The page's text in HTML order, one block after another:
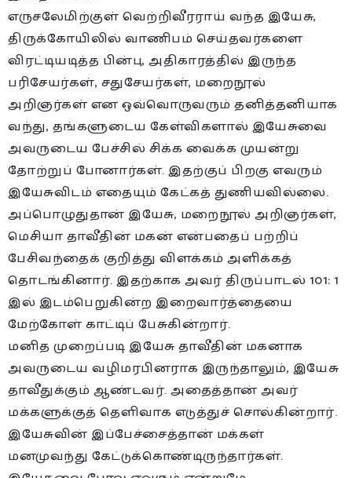
எருசலேமிற்குள் வெற்றிவீரராய் வந்த இயேசு,
திருக்கோயிலில் வாணிபம் செய்தவர்களை
விரட்டியடித்த பின்பு, அதிகாரத்தில் இருந்த
பரிசேயர்கள், சதுசேயர்கள், மறைநூல்
அறிஞர்கள் என ஒவ்வொருவரும் தனித்தனியாக
வந்து, தங்களுடைய கேள்விகளால் இயேசுவை
அவருடைய பேச்சில் சிக்க வைக்க முயன்று
தோற்றுப் போனார்கள். இதற்குப் பிறகு எவரும்
இயேசுவிடம் எதையும் கேட்கத் துணியவில்லை.
அப்பொழுதுதான் இயேசு, மறைநூல் அறிஞர்கள்,
மெசியா தாவீதின் மகன் என்பதைப் பற்றிப்
பேசிவந்தைக் குறித்து விளக்கம் அளிக்கத்
தொடங்கினார். இதற்காக அவர் திருப்பாடல் 101: 1
இல் இடம்பெறுகின்ற இறைவார்த்தையை
மேற்கோள் காட்டிப் பேசுகின்றார்.
மனித முறைப்படி இயேசு தாவீதின் மகனாக
அவருடைய வழிமரபினராக இருந்தாலும், இயேசு
தாவீதுக்கும் ஆண்டவர். அதைத்தான் அவர்
மக்களுக்குத் தெளிவாக எடுத்துச் சொல்கின்றார்.
இயேசுவின் இப்பேச்சைத்தான் மக்கள்
மனமுவந்து கேட்டுக்கொண்டிருந்தார்கள்.